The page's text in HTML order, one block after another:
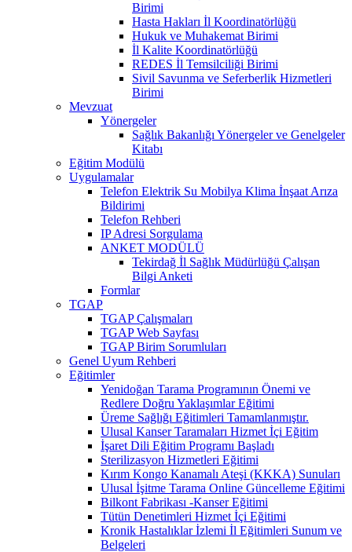
Birimi
Hasta Hakları İl Koordinatörlüğü
Hukuk ve Muhakemat Birimi
İl Kalite Koordinatörlüğü
REDES İl Temsilciliği Birimi
Sivil Savunma ve Seferberlik Hizmetleri
Birimi
Mevzuat
Yönergeler
Sağlık Bakanlığı Yönergeler ve Genelgeler
Kitabı
Eğitim Modülü
Uygulamalar
Telefon Elektrik Su Mobilya Klima İnşaat Arıza
Bildirimi
Telefon Rehberi
IP Adresi Sorgulama
ANKET MODÜLÜ
Tekirdağ İl Sağlık Müdürlüğü Çalışan
Bilgi Anketi
Formlar
TGAP
TGAP Çalışmaları
TGAP Web Sayfası
TGAP Birim Sorumluları
Genel Uyum Rehberi
Eğitimler
Yenidoğan Tarama Programının Önemi ve
Redlere Doğru Yaklaşımlar Eğitimi
Üreme Sağlığı Eğitimleri Tamamlanmıştır.
Ulusal Kanser Taramaları Hizmet İçi Eğitim
İşaret Dili Eğitim Programı Başladı
Sterilizasyon Hizmetleri Eğitimi
Kırım Kongo Kanamalı Ateşi (KKKA) Sunuları
Ulusal İşitme Tarama Online Güncelleme Eğitimi
Bilkont Fabrikası -Kanser Eğitimi
Tütün Denetimleri Hizmet İçi Eğitimi
Kronik Hastalıklar İzlemi İl Eğitimleri Sunum ve
Belgeleri